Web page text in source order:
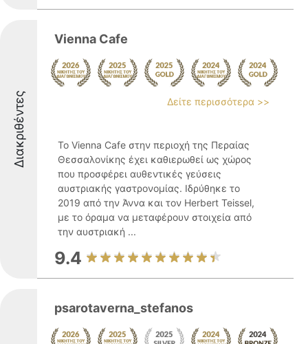
Διακριθέντες
Vienna Cafe
Δείτε περισσότερα >>
Το Vienna Cafe στην περιοχή της Περαίας
Θεσσαλονίκης έχει καθιερωθεί ως χώρος
που προσφέρει αυθεντικές γεύσεις
αυστριακής γαστρονομίας. Ιδρύθηκε το
2019 από την Άννα και τον Herbert Teissel,
με το όραμα να μεταφέρουν στοιχεία από
την αυστριακή ...
9.4
psarotaverna_stefanos